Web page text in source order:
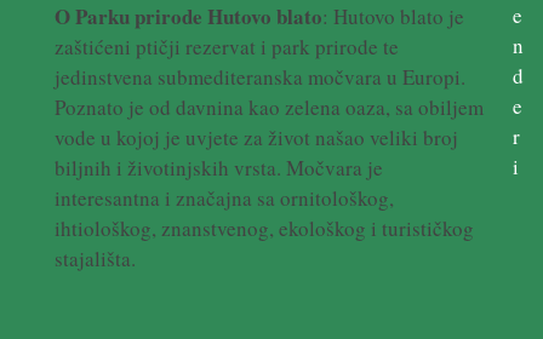
O Parku prirode Hutovo blato: Hutovo blato je
zaštićeni ptičji rezervat i park prirode te
jedinstvena submediteranska močvara u Europi.
Poznato je od davnina kao zelena oaza, sa obiljem
vode u kojoj je uvjete za život našao veliki broj
biljnih i životinjskih vrsta. Močvara je
interesantna i značajna sa ornitološkog,
ihtiološkog, znanstvenog, ekološkog i turističkog
stajališta.
e
n
d
e
r
i